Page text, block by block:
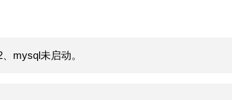
mysql未启动。